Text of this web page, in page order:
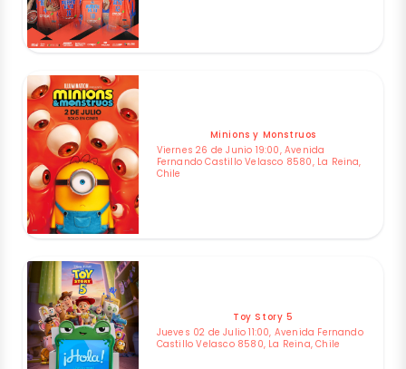
Minions y Monstruos
Viernes 26 de Junio 19:00, Avenida
Fernando Castillo Velasco 8580, La Reina,
Chile
Toy Story 5
Jueves 02 de Julio 11:00, Avenida Fernando
Castillo Velasco 8580, La Reina, Chile